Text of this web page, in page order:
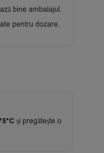
bine ambalajul.
pentru dozare.
și pregătește o